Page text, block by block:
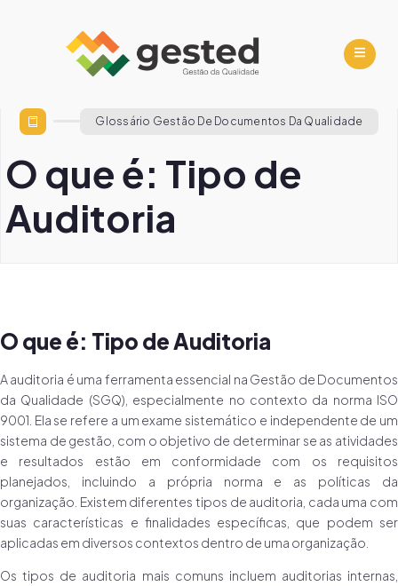
Glossário Gestão De Documentos Da Qualidade
O que é: Tipo de
Auditoria
O que é: Tipo de Auditoria
A auditoria é uma ferramenta essencial na Gestão de Documentos
da Qualidade (SGQ), especialmente no contexto da norma ISO
9001. Ela se refere a um exame sistemático e independente de um
sistema de gestão, com o objetivo de determinar se as atividades
e resultados estão em conformidade com os requisitos
planejados, incluindo a própria norma e as políticas da
organização. Existem diferentes tipos de auditoria, cada uma com
suas características e finalidades específicas, que podem ser
aplicadas em diversos contextos dentro de uma organização.
Os tipos de auditoria mais comuns incluem auditorias internas,